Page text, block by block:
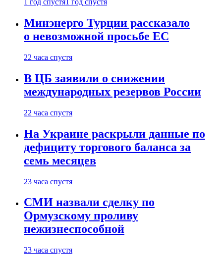
1 год спустя 1 год спустя
Минэнерго Турции рассказало
о невозможной просьбе ЕС
22 часа спустя
В ЦБ заявили о снижении
международных резервов России
22 часа спустя
На Украине раскрыли данные по
дефициту торгового баланса за
семь месяцев
23 часа спустя
СМИ назвали сделку по
Ормузскому проливу
нежизнеспособной
23 часа спустя